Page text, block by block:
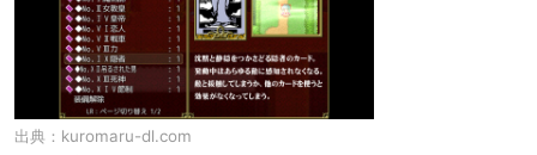
出典： kuromaru-dl.com